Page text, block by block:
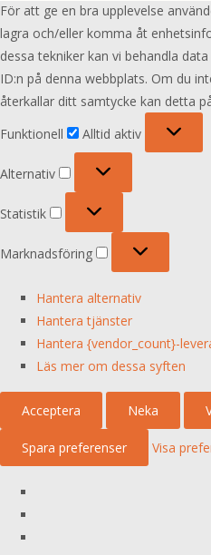
För att ge en bra upplevelse
lagra och/eller komma åt
dessa tekniker kan vi behandla
ID:n på denna webbplats. Om du
återkallar ditt samtycke kan detta
Funktionell
Alltid aktiv
Alternativ
Statistik
Marknadsföring
Hantera alternativ
Hantera tjänster
Hantera {vendor_count}-
Läs mer om dessa syften
Acceptera Neka
Spara preferenser Visa